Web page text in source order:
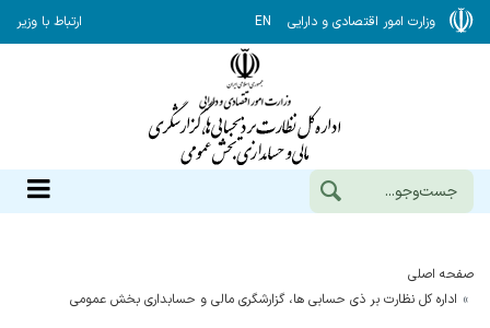
وزارت امور اقتصادی و دارایی EN ارتباط با وزیر
صفحه اصلی
اداره کل نظارت بر ذی حسابی ها، گزارشگری مالی و حسابداری بخش عمومی